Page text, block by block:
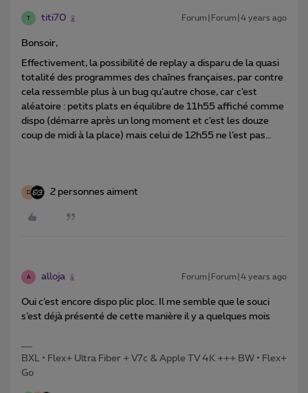
T titi70 Forum|Forum|4 years ago
Bonsoir,
Effectivement, la possibilité de replay a disparu de la quasi
totalité des programmes des chaînes françaises, par contre
cela ressemble plus à un bug qu’autre chose, car c’est
aléatoire : petits plats en équilibre de 11h55 affiché comme
dispo (démarre après un long moment et c’est les douze
coup de midi à la place) mais celui de 12h55 ne l’est pas…
D 2 personnes aiment
A alloja Forum|Forum|4 years ago
Oui c’est encore dispo plic ploc. Il me semble que le souci
s’est déjà présenté de cette manière il y a quelques mois
BXL • Flex+ Ultra Fiber + V7c & Apple TV 4K +++ BW • Flex+
Go